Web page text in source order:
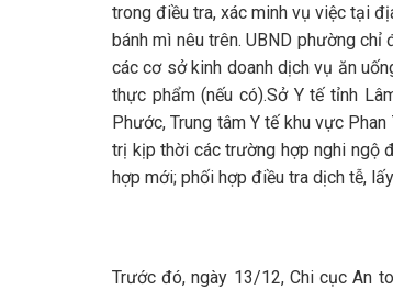
trong điều tra, xác minh vụ việc tại
bánh mì nêu trên. UBND phường
các cơ sở kinh doanh dịch vụ ăn
thực phẩm (nếu có).Sở Y tế tỉnh
Phước, Trung tâm Y tế khu vực
trị kịp thời các trường hợp nghi ngộ
hợp mới; phối hợp điều tra dịch tễ,
Trước đó, ngày 13/12, Chi cục An